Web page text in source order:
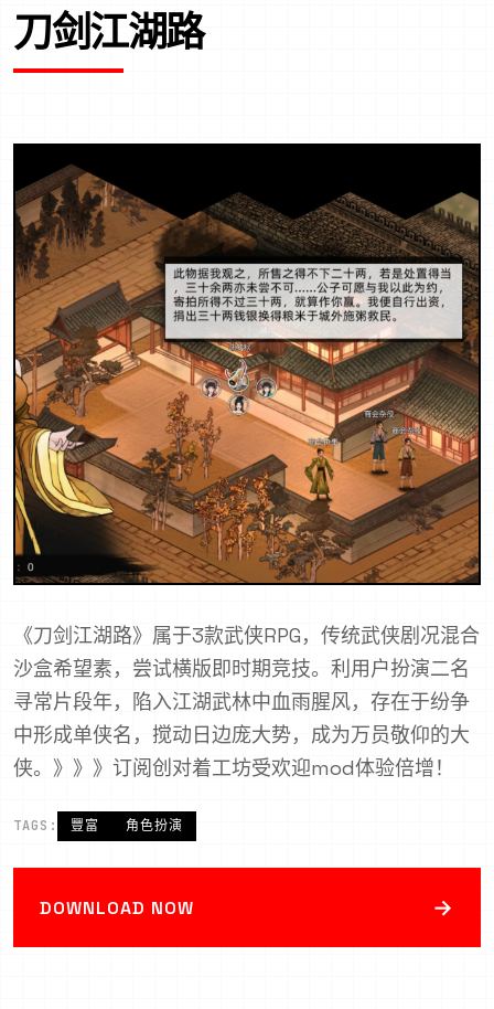
刀剑江湖路
《刀剑江湖路》属于3款武侠RPG，传统武侠剧况混合
沙盒希望素，尝试横版即时期竞技。利用户扮演二名
寻常片段年，陷入江湖武林中血雨腥风，存在于纷争
中形成单侠名，搅动日边庞大势，成为万员敬仰的大
侠。》》》订阅创对着工坊受欢迎mod体验倍增！
TAGS: 豐富 角色扮演
DOWNLOAD NOW →